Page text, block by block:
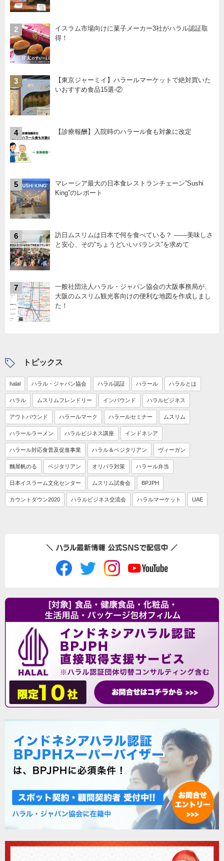
2
イスラム市場向けに菓子メーカー3社がハラル認証取
得！
3
【東京ジャーミイ】ハラールマーケットで絶対買いた
いおすすめ食品15選-②
4 【診療報酬】入院時のハラール食も対象に改定
5
マレーシア最大の日本食レストランチェーン”Sushi
King”のレポート
6
訪日ムスリムは日本で何を食べている？ ――美味しさ
と安心、その“ちょうどいいバランス”を求めて
7
一般社団法人ハラル・ジャパン協会の大阪事務局が、
大阪のムスリム観光客向けの便利な地図を作成しまし
た！
トピックス
halal ハラル・ジャパン協会 ハラル認証 ハラール ハラルとは
ハラル ムスリムフレンドリー インバウンド ハラルビジネス
アウトバウンド ハラールマーク ハラールセミナー ムスリム
ハラールラーメン ハラルビジネス講座 インドネシア
ハラール対応食普及促進事業 ハラル＆ベジタリアン ヴィーガン
麵屋帆のる ベジタリアン オリパラ対策 ハラール弁当
日本イスラーム文化センター ムスリム試食会 BPJPH
カウントダウン2020 ハラルビジネス交流会 ハラルマーケット UAE